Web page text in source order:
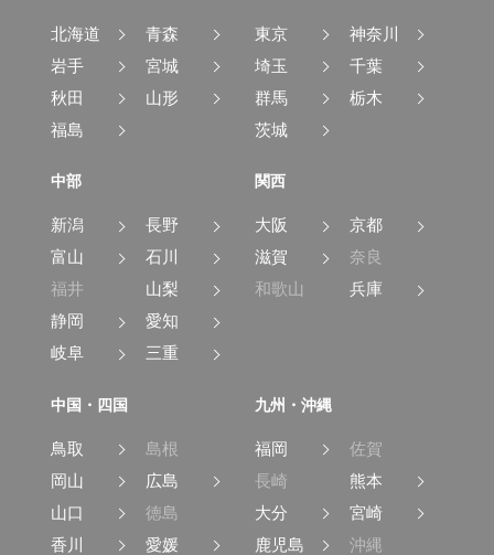
北海道
青森
岩手
宮城
秋田
山形
福島
東京
神奈川
埼玉
千葉
群馬
栃木
茨城
中部
新潟
長野
富山
石川
福井
山梨
静岡
愛知
岐阜
三重
関西
大阪
京都
滋賀
奈良
和歌山
兵庫
中国・四国
鳥取
島根
岡山
広島
山口
徳島
香川
愛媛
九州・沖縄
福岡
佐賀
長崎
熊本
大分
宮崎
鹿児島
沖縄